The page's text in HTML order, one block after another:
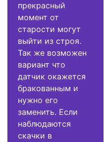
прекрасный
момент от
старости могут
выйти из строя.
Так же возможен
вариант что
датчик окажется
бракованным и
нужно его
заменить. Если
наблюдаются
скачки в